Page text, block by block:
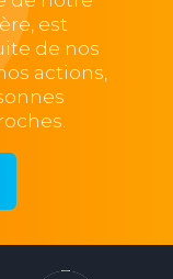
est
de nos
actions,